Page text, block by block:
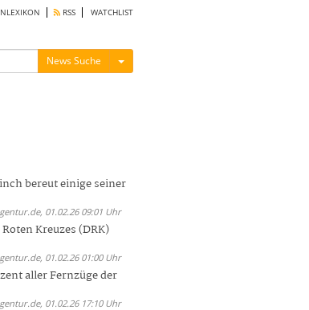
RSS WATCHLIST
News Suche Menü ein-/ausblenden
bereut einige seiner
01.02.26 09:01 Uhr
Kreuzes (DRK)
01.02.26 01:00 Uhr
aller Fernzüge der
01.02.26 17:10 Uhr